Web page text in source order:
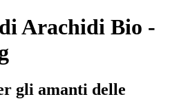
Arachidi Bio -
gli amanti delle